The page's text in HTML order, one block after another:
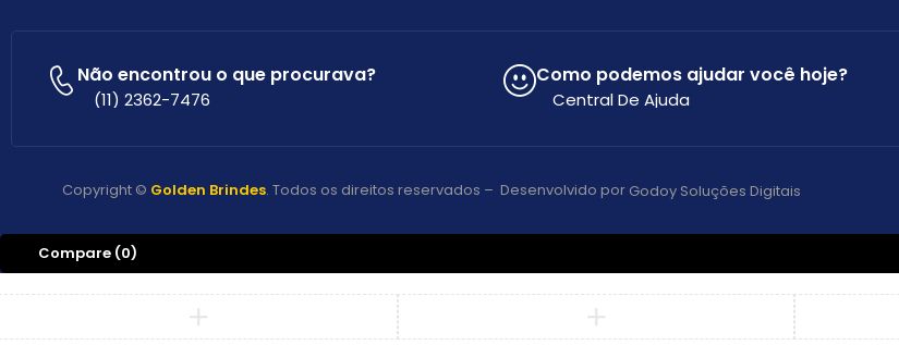
Não encontrou o que procurava?
(11) 2362-7476
Como podemos ajudar você hoje?
Central De Ajuda
Copyright © Golden Brindes. Todos os direitos reservados – Desenvolvido por Godoy Soluções Digitais
Compare (0)